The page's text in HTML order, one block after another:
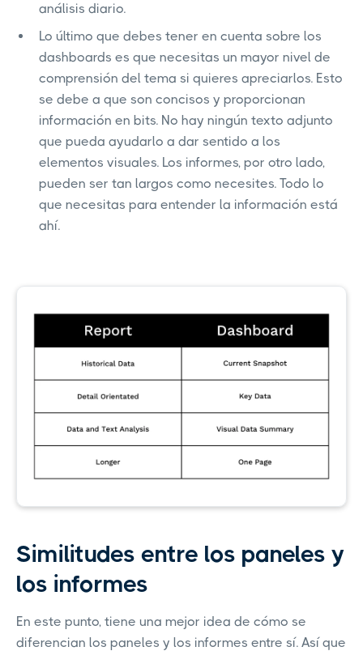
análisis diario.
Lo último que debes tener en cuenta sobre los
dashboards es que necesitas un mayor nivel de
comprensión del tema si quieres apreciarlos. Esto
se debe a que son concisos y proporcionan
información en bits. No hay ningún texto adjunto
que pueda ayudarlo a dar sentido a los
elementos visuales. Los informes, por otro lado,
pueden ser tan largos como necesites. Todo lo
que necesitas para entender la información está
ahí.
Similitudes entre los paneles y
los informes
En este punto, tiene una mejor idea de cómo se
diferencian los paneles y los informes entre sí. Así que